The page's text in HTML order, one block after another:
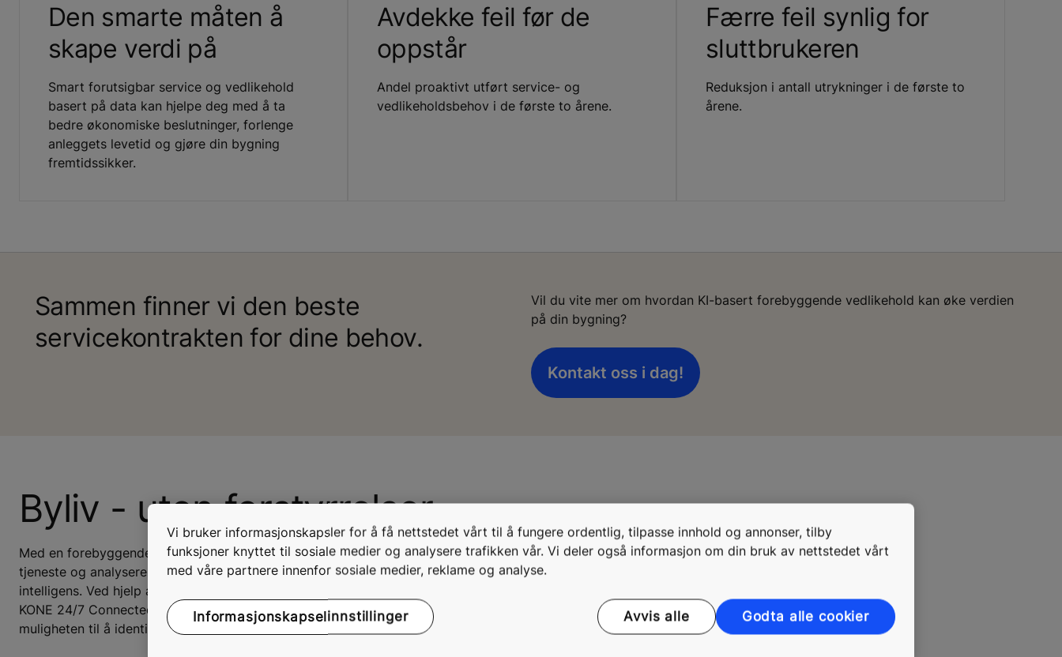
Den smarte måten å
skape verdi på
Smart forutsigbar service og vedlikehold
basert på data kan hjelpe deg med å ta
bedre økonomiske beslutninger, forlenge
anleggets levetid og gjøre din bygning
fremtidssikker.
Avdekke feil før de
oppstår
Andel proaktivt utført service- og
vedlikeholdsbehov i de første to årene.
Færre feil synlig for
sluttbrukeren
Reduksjon i antall utrykninger i de første to
årene.
Sammen finner vi den beste
servicekontrakten for dine behov.
Vil du vite mer om hvordan KI-basert forebyggende vedlikehold kan øke verdien
på din bygning?
Kontakt oss i dag!
Byliv - uten forstyrrelser
Med en forebyggende service- og vedlikeholdsløsning kobler vi dine heiser eller rulletrapper sammen med vår skybaserte
tjeneste og analyserer driften av dine anlegg med et av verdens mest avanserte analyseprogrammer basert på kunstig
intelligens. Ved hjelp av data og analyse kan vi derfor utføre en bedre og mer proaktiv service av dine heis. Løsningen heter
KONE 24/7 Connected Services og sender fortløpende verdifull informasjon om behovet for servicearbeid for dine anlegg samt
muligheten til å identifisere større driftsfeil før de oppstår.
Vi bruker informasjonskapsler for å få nettstedet vårt til å fungere ordentlig, tilpasse innhold og annonser, tilby
funksjoner knyttet til sosiale medier og analysere trafikken vår. Vi deler også informasjon om din bruk av nettstedet vårt
med våre partnere innenfor sosiale medier, reklame og analyse.
Informasjonskapselinnstillinger Avvis alle Godta alle cookier